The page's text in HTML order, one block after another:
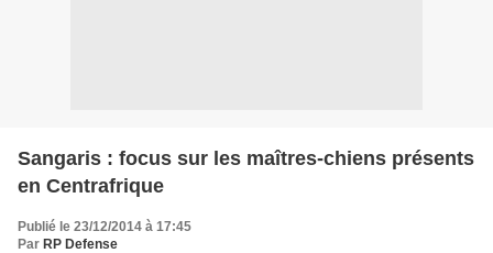
Sangaris : focus sur les maîtres-chiens présents
en Centrafrique
Publié le 23/12/2014 à 17:45
Par RP Defense